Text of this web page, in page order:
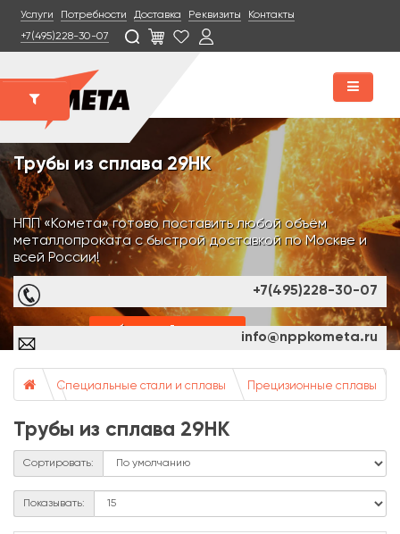
Услуги Потребности Доставка Реквизиты
Контакты
+7(495)228-30-07
Трубы из сплава 29НК
НПП «Комета» готово поставить любой объём
металлопроката с быстрой доставкой по Москве и
всей России!
+7(495)228-30-07
обратный звонок info@nppkometa.ru
Специальные стали и сплавы
Прецизионные сплавы
Трубы из сплава 29НК
Сортировать:
Показывать: